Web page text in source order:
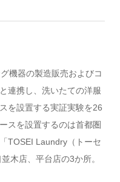
機器の製造販売およびコ
連携し、洗いたての洋服
を設置する実証実験を26
スを設置するのは首都圏
TOSEI Laundry（トーセ
木店、平台店の3か所。